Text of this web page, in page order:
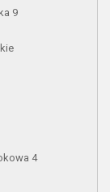
9
4